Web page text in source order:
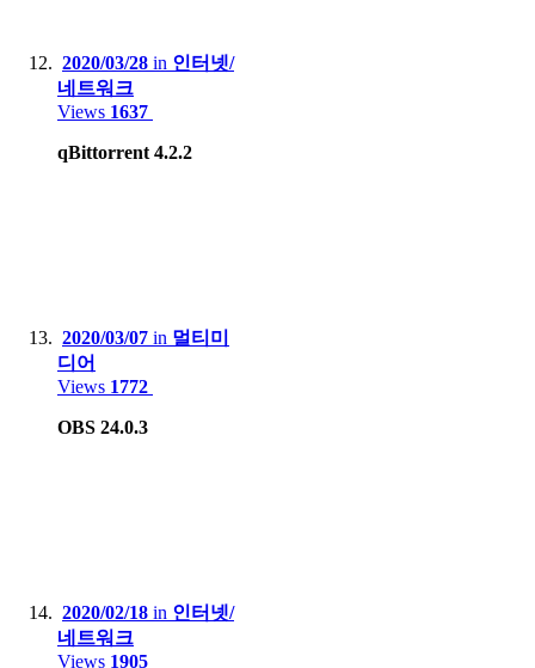
2020/03/28 in 인터넷/
네트워크
Views 1637
qBittorrent 4.2.2
2020/03/07 in 멀티미
디어
Views 1772
OBS 24.0.3
2020/02/18 in 인터넷/
네트워크
Views 1905